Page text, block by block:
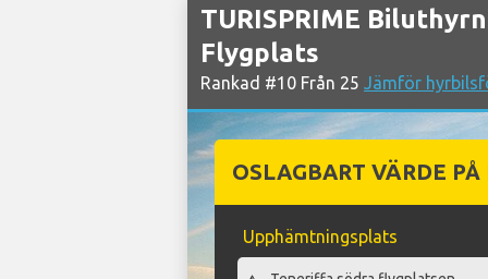
TURISPRIME
Flygplats
Rankad #10 Från 25 Jämför
OSLAGBART VÄRDE
Upphämtningsplats